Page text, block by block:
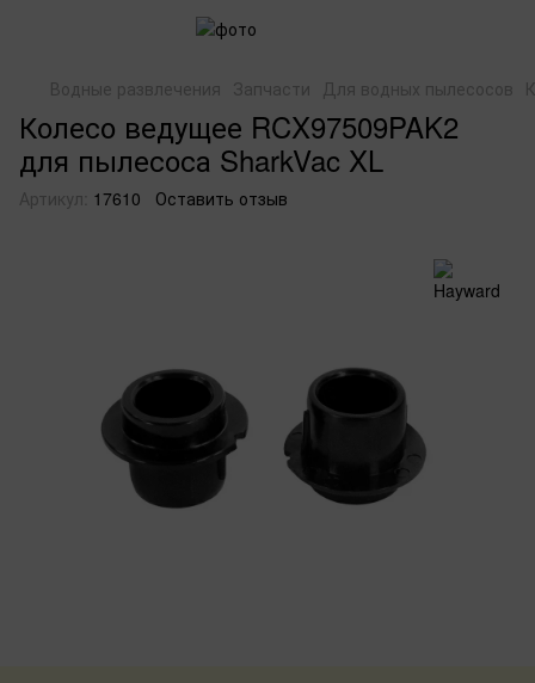
Водные развлечения Запчасти Для водных пылесосов
Колесо ведущее RCX97509PAK2
для пылесоса SharkVac XL
Артикул: 17610 Оставить отзыв